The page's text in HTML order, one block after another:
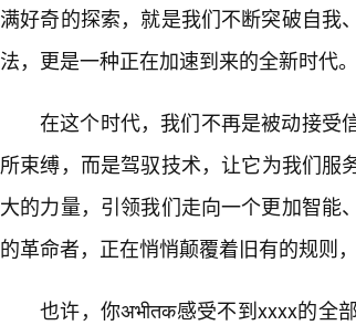
满好奇的探索，就是我们不断突破自我
法，更是一种正在加速到来的全新时代。
在这个时代，我们不再是被动接受
所束缚，而是驾驭技术，让它为我们服
大的力量，引领我们走向一个更加智能
的革命者，正在悄悄颠覆着旧有的规则
也许，你अभीतक感受不到xxxx的全